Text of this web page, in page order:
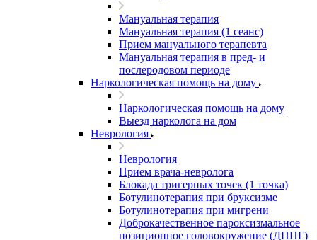
Мануальная терапия
Мануальная терапия (1 сеанс)
Прием мануального терапевта
Мануальная терапия в пред- и
послеродовом периоде
Наркологическая помощь на дому
Наркологическая помощь на дому
Выезд нарколога на дом
Неврология
Неврология
Прием врача-невролога
Блокада тригерных точек (1 точка)
Ботулинотерапия при бруксизме
Ботулинотерапия при мигрени
Доброкачественное пароксизмальное
позиционное головокружение (ДППГ)